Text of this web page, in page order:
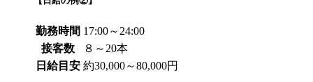
勤務時間 17:00～24:00
接客数
８～20本
日給目安 約30,000～80,000円